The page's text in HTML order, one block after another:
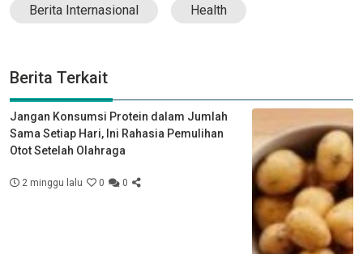
Berita Internasional Health
Berita Terkait
Jangan Konsumsi Protein dalam Jumlah
Sama Setiap Hari, Ini Rahasia Pemulihan
Otot Setelah Olahraga
2 minggu lalu 0 0